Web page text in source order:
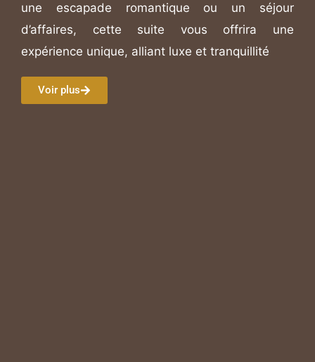
une escapade romantique ou un séjour
d’affaires, cette suite vous offrira une
expérience unique, alliant luxe et tranquillité
Voir plus